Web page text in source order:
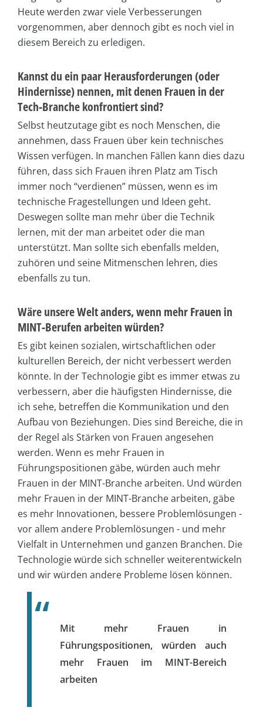
Heute werden zwar viele Verbesserungen
vorgenommen, aber dennoch gibt es noch viel in
diesem Bereich zu erledigen.
Kannst du ein paar Herausforderungen (oder
Hindernisse) nennen, mit denen Frauen in der
Tech-Branche konfrontiert sind?
Selbst heutzutage gibt es noch Menschen, die
annehmen, dass Frauen über kein technisches
Wissen verfügen. In manchen Fällen kann dies dazu
führen, dass sich Frauen ihren Platz am Tisch
immer noch “verdienen” müssen, wenn es im
technische Fragestellungen und Ideen geht.
Deswegen sollte man mehr über die Technik
lernen, mit der man arbeitet oder die man
unterstützt. Man sollte sich ebenfalls melden,
zuhören und seine Mitmenschen lehren, dies
ebenfalls zu tun.
Wäre unsere Welt anders, wenn mehr Frauen in
MINT-Berufen arbeiten würden?
Es gibt keinen sozialen, wirtschaftlichen oder
kulturellen Bereich, der nicht verbessert werden
könnte. In der Technologie gibt es immer etwas zu
verbessern, aber die häufigsten Hindernisse, die
ich sehe, betreffen die Kommunikation und den
Aufbau von Beziehungen. Dies sind Bereiche, die in
der Regel als Stärken von Frauen angesehen
werden. Wenn es mehr Frauen in
Führungspositionen gäbe, würden auch mehr
Frauen in der MINT-Branche arbeiten. Und würden
mehr Frauen in der MINT-Branche arbeiten, gäbe
es mehr Innovationen, bessere Problemlösungen -
vor allem andere Problemlösungen - und mehr
Vielfalt in Unternehmen und ganzen Branchen. Die
Technologie würde sich schneller weiterentwickeln
und wir würden andere Probleme lösen können.
Mit mehr Frauen in
Führungspositionen, würden auch
mehr Frauen im MINT-Bereich
arbeiten